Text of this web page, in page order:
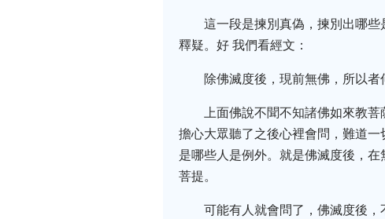
這一段是揀別真偽，揀別出哪
釋疑。好 我們看經文：
除佛滅度後，現前無佛，所以
上面佛說不聞不知諸佛如來教
擔心大眾聽了之後心裡會問，難道
是哪些人是例外。就是佛滅度後，
菩提。
可能有人就會問了，佛滅度後